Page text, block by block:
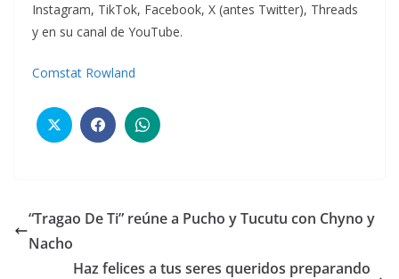
Instagram, TikTok, Facebook, X (antes Twitter), Threads
y en su canal de YouTube.
Comstat Rowland
“Tragao De Ti” reúne a Pucho y Tucutu con Chyno y
Nacho
Haz felices a tus seres queridos preparando